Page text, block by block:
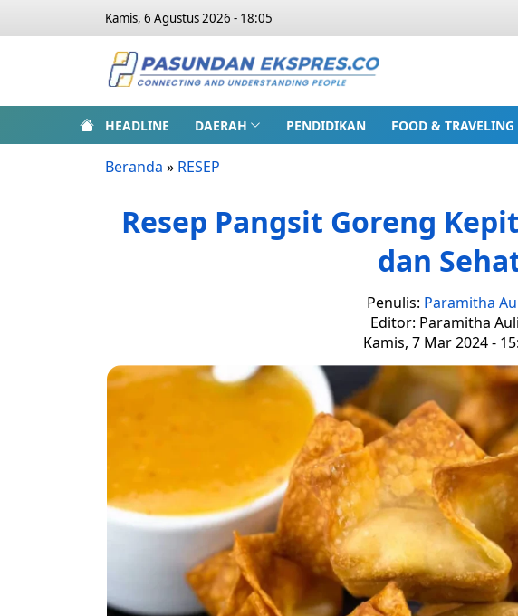
Kamis, 6 Agustus 2026 - 18:05
HEADLINE DAERAH PENDIDIKAN FOOD & TRAVELING
Beranda » RESEP
Resep Pangsit Goreng
dan
Penulis: Paramitha
Editor: Paramitha
Kamis, 7 Mar 2024 -